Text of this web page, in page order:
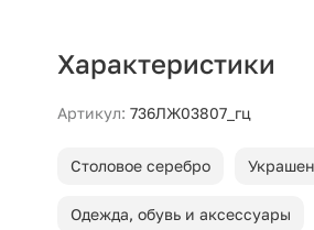
Характеристики
Артикул: 736ЛЖ03807_гц
Столовое серебро
Одежда, обувь и аксессуары